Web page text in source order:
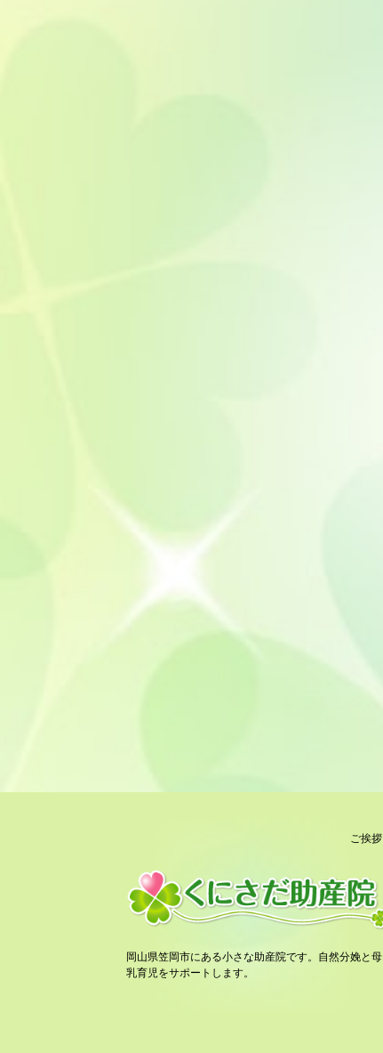
ご挨拶
岡山県笠岡市にある小さな助産院です。自然分娩と母
乳育児をサポートします。